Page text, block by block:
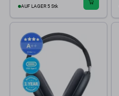
AUF LAGER 5 Stk